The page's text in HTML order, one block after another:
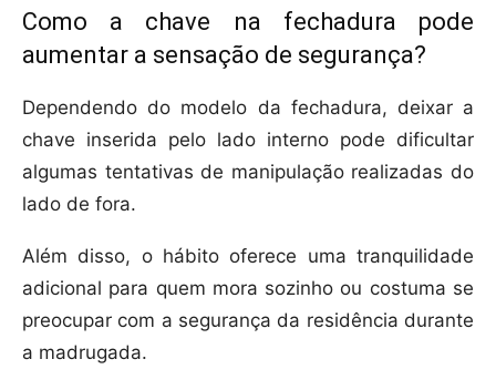
Como a chave na fechadura pode
aumentar a sensação de segurança?
Dependendo do modelo da fechadura, deixar a
chave inserida pelo lado interno pode dificultar
algumas tentativas de manipulação realizadas do
lado de fora.
Além disso, o hábito oferece uma tranquilidade
adicional para quem mora sozinho ou costuma se
preocupar com a segurança da residência durante
a madrugada.